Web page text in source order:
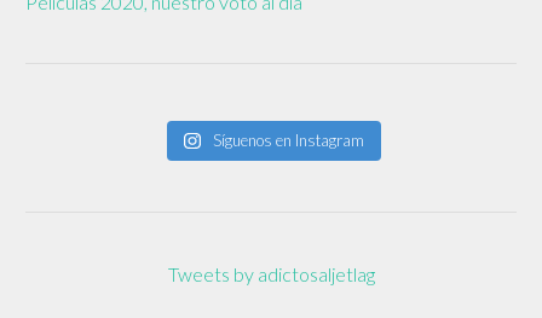
Síguenos en Instagram
Tweets by adictosaljetlag